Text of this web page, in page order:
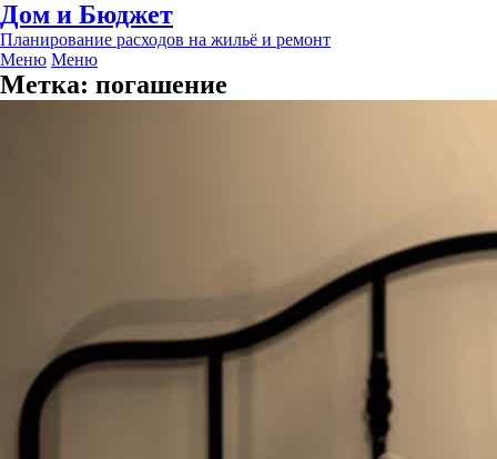
Дом и Бюджет
Планирование расходов на жильё и ремонт
Меню Меню
Метка: погашение